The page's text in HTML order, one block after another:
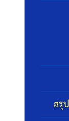
สรุ